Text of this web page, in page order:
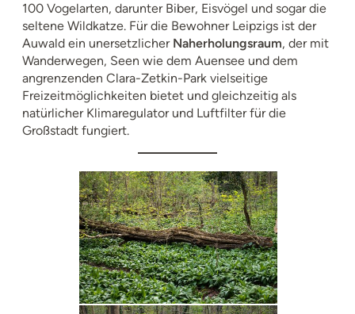
100 Vogelarten, darunter Biber, Eisvögel und sogar die
seltene Wildkatze. Für die Bewohner Leipzigs ist der
Auwald ein unersetzlicher Naherholungsraum, der mit
Wanderwegen, Seen wie dem Auensee und dem
angrenzenden Clara-Zetkin-Park vielseitige
Freizeitmöglichkeiten bietet und gleichzeitig als
natürlicher Klimaregulator und Luftfilter für die
Großstadt fungiert.